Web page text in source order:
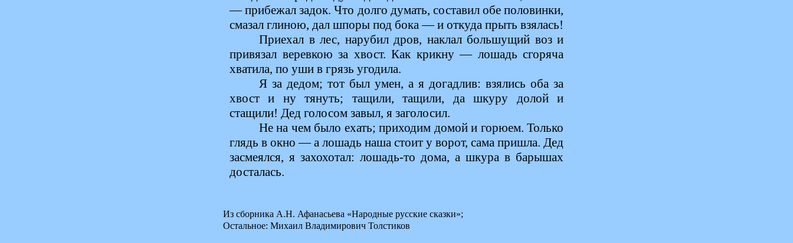
— прибежал задок. Что долго думать, составил обе половинки,
смазал глиною, дал шпоры под бока — и откуда прыть взялась!
Приехал в лес, нарубил дров, наклал большущий воз и
привязал веревкою за хвост. Как крикну — лошадь сгоряча
хватила, по уши в грязь угодила.
Я за дедом; тот был умен, а я догадлив: взялись оба за
хвост и ну тянуть; тащили, тащили, да шкуру долой и
стащили! Дед голосом завыл, я заголосил.
Не на чем было ехать; приходим домой и горюем. Только
глядь в окно — а лошадь наша стоит у ворот, сама пришла. Дед
засмеялся, я захохотал: лошадь-то дома, а шкура в барышах
досталась.
Из сборника А.Н. Афанасьева «Народные русские сказки»;
Остальное: Михаил Владимирович Толстиков